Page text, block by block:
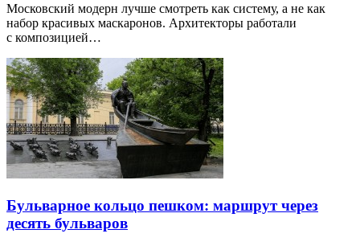
Московский модерн лучше смотреть как систему, а не как
набор красивых маскаронов. Архитекторы работали
с композицией…
Бульварное кольцо пешком: маршрут через
десять бульваров